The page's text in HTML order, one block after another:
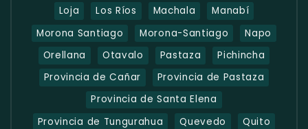
Loja Los Ríos Machala
Manabí
Morona Santiago
Morona-Santiago
Napo
Orellana
Otavalo Pastaza
Pichincha
Provincia de Cañar
Provincia de Pastaza
Provincia de Santa Elena
Provincia de Tungurahua
Quevedo
Quito